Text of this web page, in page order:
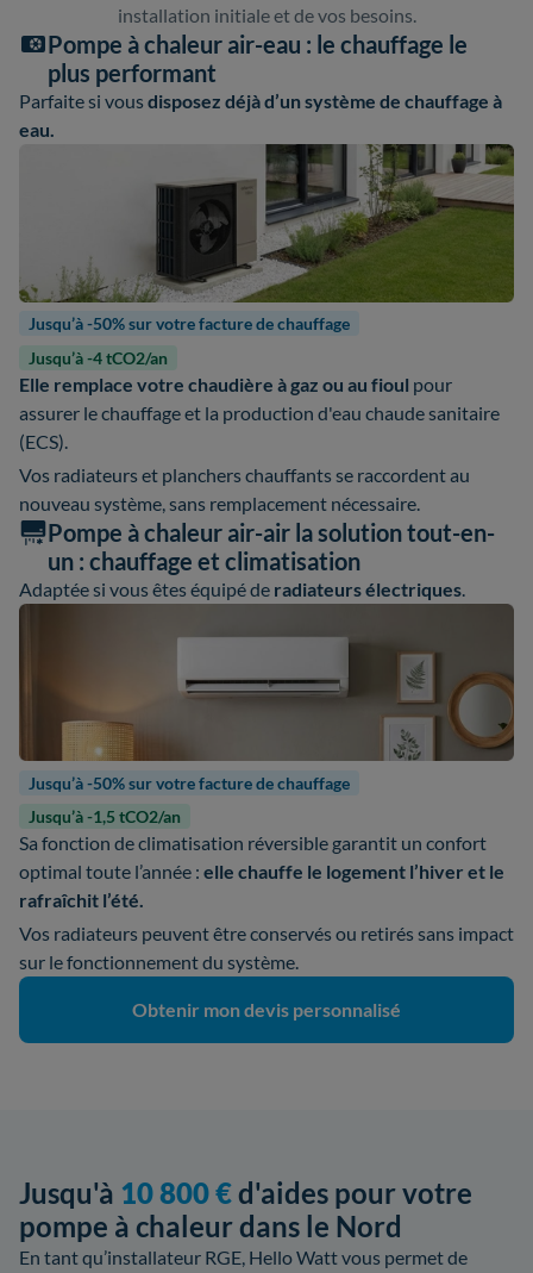
installation initiale et de vos besoins.
Pompe à chaleur air-eau : le chauffage le
plus performant
Parfaite si vousdisposez déjà d’un système de chauffage à
eau.
Jusqu’à -50% sur votre facture de chauffage
Jusqu’à -4 tCO2/an
Elle remplace votre chaudière à gaz ou au fioul pour
assurer le chauffage et la production d'eau chaude sanitaire
(ECS).
Vos radiateurs et planchers chauffants se raccordent au
nouveau système, sans remplacement nécessaire.
Pompe à chaleur air-air la solution tout-en-
un : chauffage et climatisation
Adaptée si vous êtes équipé de radiateurs électriques
Jusqu’à -50% sur votre facture de chauffage
Jusqu’à -1,5 tCO2/an
Sa fonction de climatisation réversible garantit un confort
optimal toute l’année : elle chauffe le logement l’hiver et le
rafraîchit l’été.
Vos radiateurs peuvent être conservés ou retirés sans impact
sur le fonctionnement du système.
Obtenir mon devis personnalisé
Jusqu'à 10 800 €d'aides pour votre
pompe à chaleur dans le Nord
En tant qu’installateur RGE, Hello Watt vous permet de